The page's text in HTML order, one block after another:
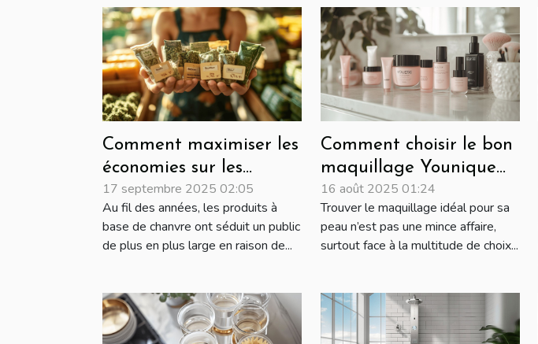
Comment maximiser les
économies sur les
achats de produits à
base de chanvre ?
17 septembre 2025 02:05
Au fil des années, les produits à
base de chanvre ont séduit un public
de plus en plus large en raison de...
Comment choisir le bon
maquillage Younique
pour votre type de
peau ?
16 août 2025 01:24
Trouver le maquillage idéal pour sa
peau n’est pas une mince affaire,
surtout face à la multitude de choix...